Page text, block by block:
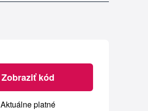
Zobraziť kód
Aktuálne platné